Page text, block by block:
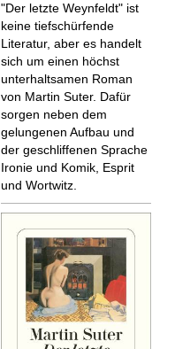
"Der letzte Weynfeldt" ist
keine tiefschürfende
Literatur, aber es handelt
sich um einen höchst
unterhaltsamen Roman
von Martin Suter. Dafür
sorgen neben dem
gelungenen Aufbau und
der geschliffenen Sprache
Ironie und Komik, Esprit
und Wortwitz.